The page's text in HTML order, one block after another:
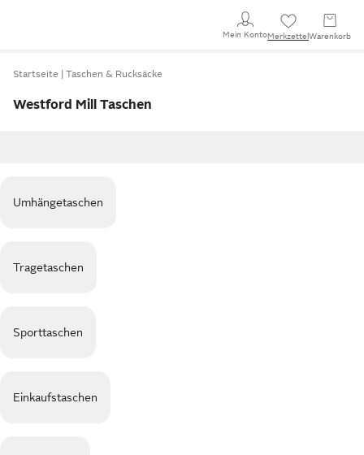
Mein KontoMerkzettel Warenkorb
Startseite Taschen & Rucksäcke
Westford Mill Taschen
Umhängetaschen
Tragetaschen
Sporttaschen
Einkaufstaschen